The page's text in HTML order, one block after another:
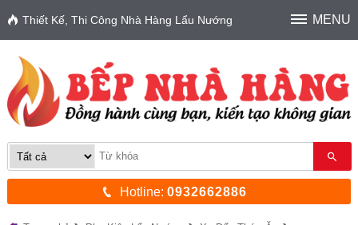
Thiết Kế, Thi Công Nhà Hàng Lẩu Nướng MENU
Hotline:0932662886